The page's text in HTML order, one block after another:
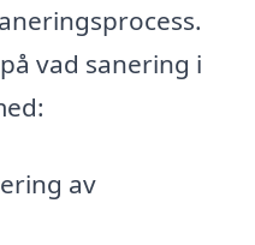
vad sanering i
av